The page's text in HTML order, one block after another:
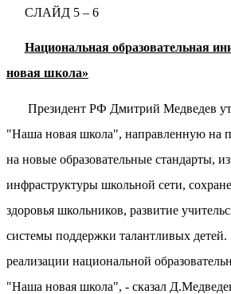
СЛАЙД 5 – 6
Национальная образовательная
новая школа»
Президент РФ Дмитрий Медведев
"Наша новая школа", направленную на
на новые образовательные стандарты,
инфраструктуры школьной сети,
здоровья школьников, развитие
системы поддержки талантливых
реализации национальной
"Наша новая школа", - сказал